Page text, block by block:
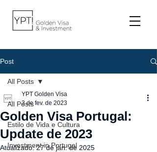
Post
All Posts
Estilo de Vida e Cultura
Investment in Portugal
All Posts
Golden Visa Portugal:
Update de 2023
YPT Golden Visa
3 de fev. de 2023
Atualizado:27 de jan. de 2025